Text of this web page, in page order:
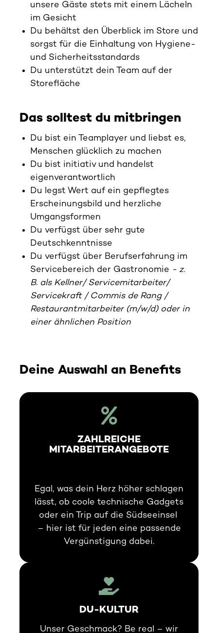
unsere Gäste stets mit einem Lächeln
im Gesicht
Du behältst den Überblick im Store und
sorgst für die Einhaltung von Hygiene-
und Sicherheitsstandards
Du unterstützt dein Team auf der
Storefläche
Das solltest du mitbringen
Du bist ein Teamplayer und liebst es,
Menschen glücklich zu machen
Du bist initiativ und handelst
eigenverantwortlich
Du legst Wert auf ein gepflegtes
Erscheinungsbild und herzliche
Umgangsformen
Du verfügst über sehr gute
Deutschkenntnisse
Du verfügst über Berufserfahrung im
Servicebereich der Gastronomie - z.
B. als Kellner/ Servicemitarbeiter/
Servicekraft / Commis de Rang /
Restaurantmitarbeiter (m/w/d) oder in
einer ähnlichen Position
Deine Auswahl an Benefits
ZAHLREICHE
MITARBEITERANGEBOTE
Egal, was dein Herz höher schlagen
lässt, ob coole technische Gadgets
oder ein Trip auf die Südseeinsel
– hier ist für jeden eine passende
Vergünstigung dabei.
DU-KULTUR
Unser Geschmack? Be real – wir